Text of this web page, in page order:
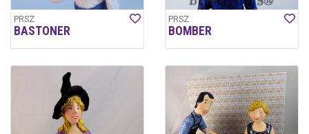
PRSZ
BASTONER
PRSZ
BOMBER